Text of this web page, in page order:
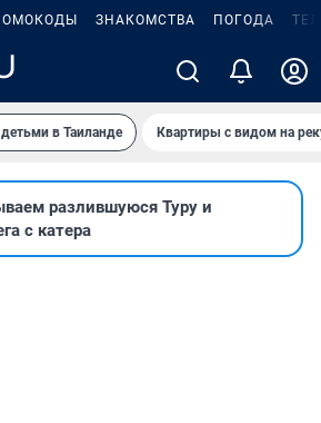
ЗНАКОМСТВА ПОГОДА
в Таиланде Квартиры с видом на
разлившуюся Туру и
с катера